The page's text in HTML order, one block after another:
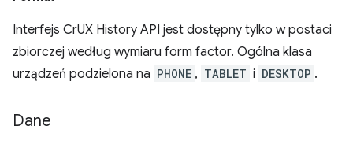
Interfejs CrUX History API jest dostępny tylko w postaci
zbiorczej według wymiaru form factor. Ogólna klasa
urządzeń podzielona na PHONE , TABLET i DESKTOP .
Dane